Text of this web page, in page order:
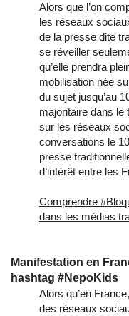
Alors que l’on
les réseaux
de la presse dite
se réveiller
qu’elle prendra
mobilisation née
du sujet jusqu’au
majoritaire dans le
sur les réseaux
conversations le
presse
d’intérêt entre les
Comprendre
dans les médias
Manifestation en
hashtag #NepoKids
Alors qu’en
des réseaux